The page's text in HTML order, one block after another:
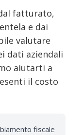
fatturato,
e dai
valutare
dati aziendali
aiutarti a
il costo
fiscale